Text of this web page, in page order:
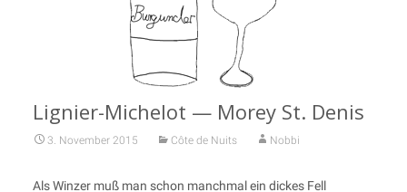
Lignier-Michelot — Morey St. Denis
3. November 2015 Côte de Nuits Nobbi
Als Win­zer muß man schon manch­mal ein dickes Fell